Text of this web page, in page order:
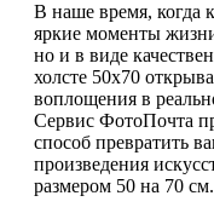
В наше время, когда
яркие моменты
но и в виде
холсте 50х70
воплощения в
Сервис ФотоПочта
способ превратить
произведения
размером 50 на 70 см.